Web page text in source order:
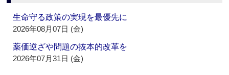
生命守る政策の実現を最優先に
2026年08月07日 (金)
薬価逆ざや問題の抜本的改革を
2026年07月31日 (金)